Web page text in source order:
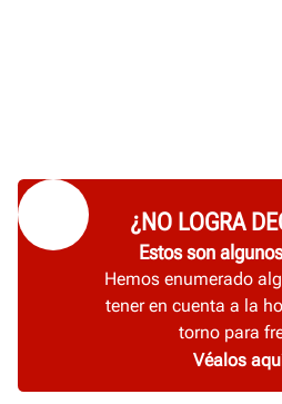
¿NO LOGRA
Estos son
Hemos enumerado
tener en cuenta a la
torno para
Véalos